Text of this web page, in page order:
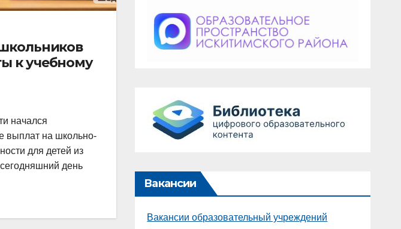
к учебному
начался
выплат на школьно-
для детей из
день
Вакансии
Вакансии образовательный учреждений